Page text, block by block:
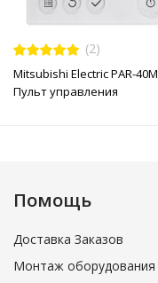
(2)
Mitsubishi Electric PAR-
Пульт управления
Помощь
Доставка Заказов
Монтаж оборудования